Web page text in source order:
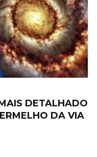
DETALHADO
DA VIA